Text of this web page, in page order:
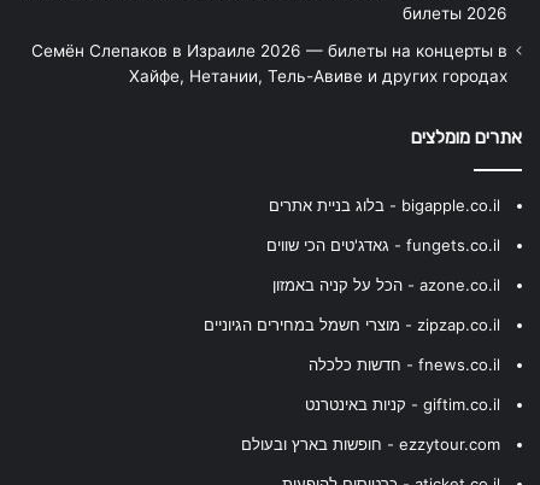
билеты 2026
Семён Слепаков в Израиле 2026 — билеты на концерты в
Хайфе, Нетании, Тель-Авиве и других городах
אתרים מומלצים
bigapple.co.il - בלוג בניית אתרים
fungets.co.il - גאדג'טים הכי שווים
azone.co.il - הכל על קניה באמזון
zipzap.co.il - מוצרי חשמל במחירים הגיוניים
fnews.co.il - חדשות כלכלה
giftim.co.il - קניות באינטרנט
ezzytour.com - חופשות בארץ ובעולם